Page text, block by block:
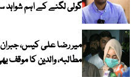
گولی لگنے کے اہم
میر رضا علی کیس، جبران
مطالبہ، والدین کا موقف